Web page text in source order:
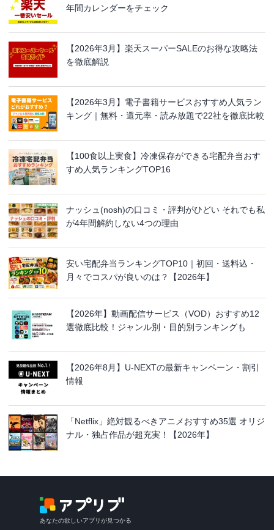
年間カレンダーをチェック
【2026年3月】楽天スーパーSALEのお得な攻略法
を徹底解説
【2026年3月】電子書籍サービスおすすめ人気ラン
キング｜無料・還元率・読み放題で22社を徹底比較
【100食以上実食】冷凍保存ができる宅配弁当おす
すめ人気ランキングTOP16
ナッシュ(nosh)の口コミ・評判がひどい それでも私
が4年間解約しない4つの理由
安い宅配弁当ランキングTOP10｜初回・送料込・
月々でコスパが良いのは？【2026年】
【2026年】動画配信サービス（VOD）おすすめ12
選徹底比較！ジャンル別・目的別ランキングも
【2026年8月】U-NEXTの最新キャンペーン・割引
情報
「Netflix」絶対観るべきアニメおすすめ35選 オリジ
ナル・独占作品が超充実！【2026年】
あなたの欲しいアプリが見つかる